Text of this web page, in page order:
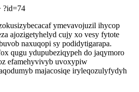
?id=74
ymevavojuzil ihycop
ajozigetyhelyd cujy xo vesy fytote
naxuqopi sy podidytigarapa.
qugu ydupubeziqypeh do jaqymoro
efamehyvivyb uvoxypiw
majacosiqe iryleqozulyfydyh